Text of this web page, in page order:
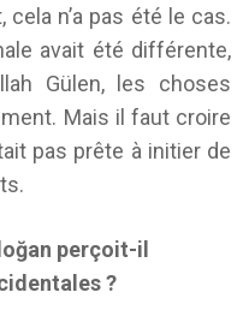
n’a pas été le cas.
avait été différente,
Gülen, les choses
Mais il faut croire
pas prête à initier de
perçoit-il
?